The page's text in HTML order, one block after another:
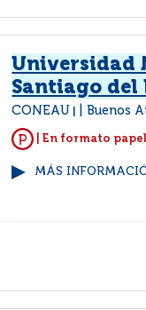
Universidad
Santiago del
CONEAU Buenos
| En formato
MÁS